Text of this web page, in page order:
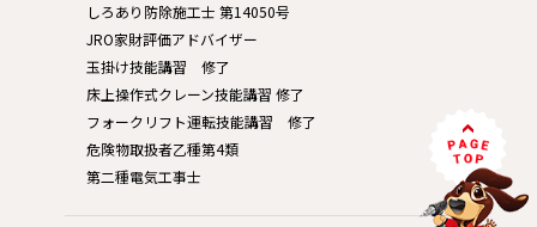
しろあり防除施工士 第14050号
JRO家財評価アドバイザー
玉掛け技能講習 修了
床上操作式クレーン技能講習 修了
フォークリフト運転技能講習 修了
危険物取扱者乙種第4類
第二種電気工事士